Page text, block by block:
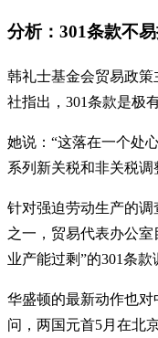
分析：301条款不
韩礼士基金会贸易政策
社指出，301条款是极
她说：“这落在一个处
系列新关税和非关税调
针对强迫劳动生产的
之一，贸易代表办公
业产能过剩”的301条款
华盛顿的最新动作也
问，两国元首5月在北